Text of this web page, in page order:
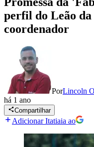
perfil do Leão
coordenador
PorLincoln
há 1 ano
Compartilhar
Adicionar Itatiaia ao